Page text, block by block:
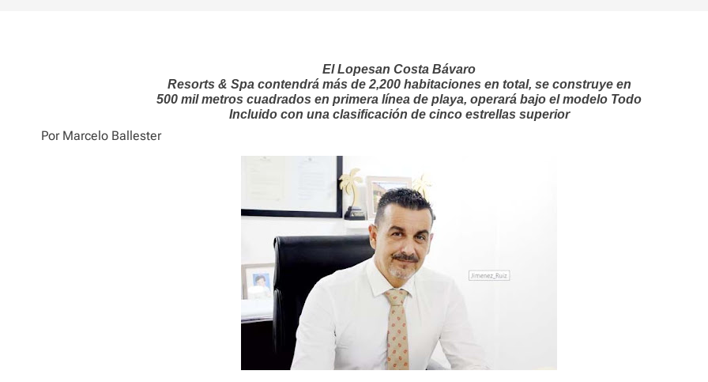
El Lopesan Costa Bávaro
Resorts & Spa contendrá más de 2,200 habitaciones en total, se construye en
500 mil metros cuadrados en primera línea de playa, operará bajo el modelo Todo
Incluido con una clasificación de cinco estrellas superior
Por Marcelo Ballester